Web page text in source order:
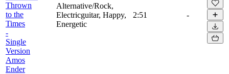
Thrown
to the
Times
-
Single
Version
Amos
Ender
Alternative/Rock,
Electricguitar, Happy,
Energetic
2:51 -